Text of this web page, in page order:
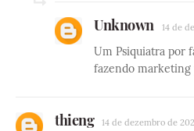
Unknown 14 de
Um Psiquiatra por
fazendo marketing
thieng 14 de dezembro de